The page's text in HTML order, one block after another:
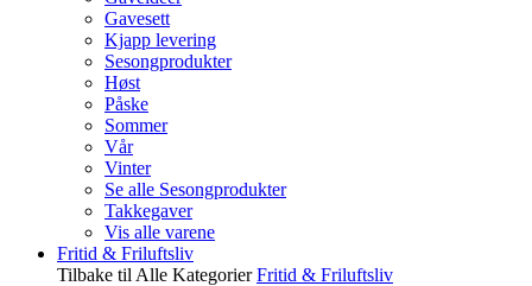
Gavesett
Kjapp levering
Sesongprodukter
Høst
Påske
Sommer
Vår
Vinter
Se alle Sesongprodukter
Takkegaver
Vis alle varene
Fritid & Friluftsliv
Tilbake til Alle Kategorier Fritid & Friluftsliv